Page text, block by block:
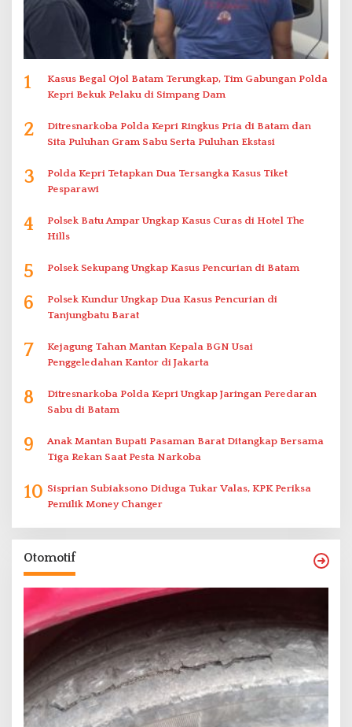
1
Kasus Begal Ojol Batam Terungkap, Tim Gabungan Polda
Kepri Bekuk Pelaku di Simpang Dam
2
Ditresnarkoba Polda Kepri Ringkus Pria di Batam dan
Sita Puluhan Gram Sabu Serta Puluhan Ekstasi
3
Polda Kepri Tetapkan Dua Tersangka Kasus Tiket
Pesparawi
4
Polsek Batu Ampar Ungkap Kasus Curas di Hotel The
Hills
5 Polsek Sekupang Ungkap Kasus Pencurian di Batam
6
Polsek Kundur Ungkap Dua Kasus Pencurian di
Tanjungbatu Barat
7
Kejagung Tahan Mantan Kepala BGN Usai
Penggeledahan Kantor di Jakarta
8
Ditresnarkoba Polda Kepri Ungkap Jaringan Peredaran
Sabu di Batam
9
Anak Mantan Bupati Pasaman Barat Ditangkap Bersama
Tiga Rekan Saat Pesta Narkoba
10 Sisprian Subiaksono Diduga Tukar Valas, KPK Periksa
Pemilik Money Changer
Otomotif